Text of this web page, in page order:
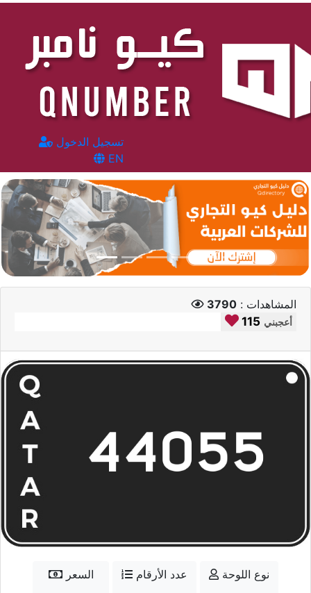
تسجيل الدخول
EN
المشاهدات : 3790
115 أعجبني
السعر
عدد الأرقام
نوع اللوحة